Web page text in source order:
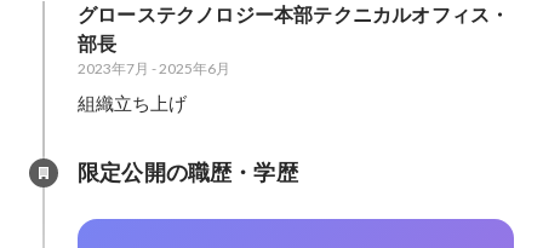
グローステクノロジー本部テクニカルオフィス・
部長
2023年7月 -2025年6月
組織立ち上げ
限定公開の職歴・学歴